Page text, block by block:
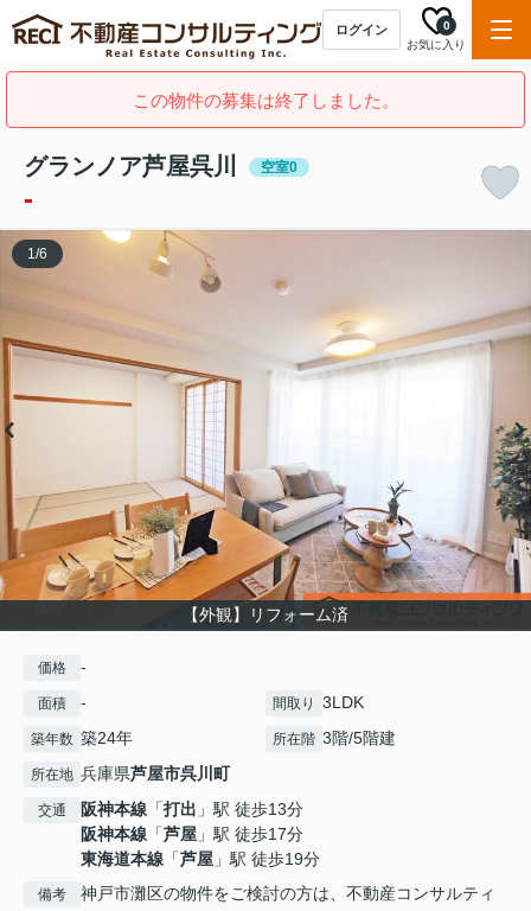
ログイン
お気に入り
0
この物件の募集は終了しました。
グランノア芦屋呉川 空室0
-
【外観】リフォーム済
1/6
価格 -
面積 - 間取り 3LDK
築年数 築24年 所在階 3階/5階建
所在地 兵庫県芦屋市呉川町
交通 阪神本線 「打出 」駅 徒歩13分
阪神本線 「芦屋 」駅 徒歩17分
東海道本線 「芦屋 」駅 徒歩19分
備考
神戸市灘区の物件をご検討の方は、不動産コンサルティ